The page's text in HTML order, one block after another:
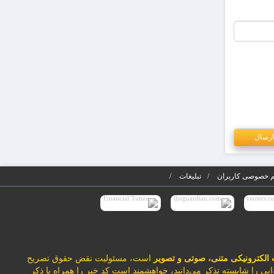
خصوصی کاربران تبلیغات
الکترونیکی متنی، صوتی و تصویر
است، مسئولیت نقض حقوق تصریح
را شایسته تذکر می‌دانید، خواهشمند است کد خبر را همراه با ذکر